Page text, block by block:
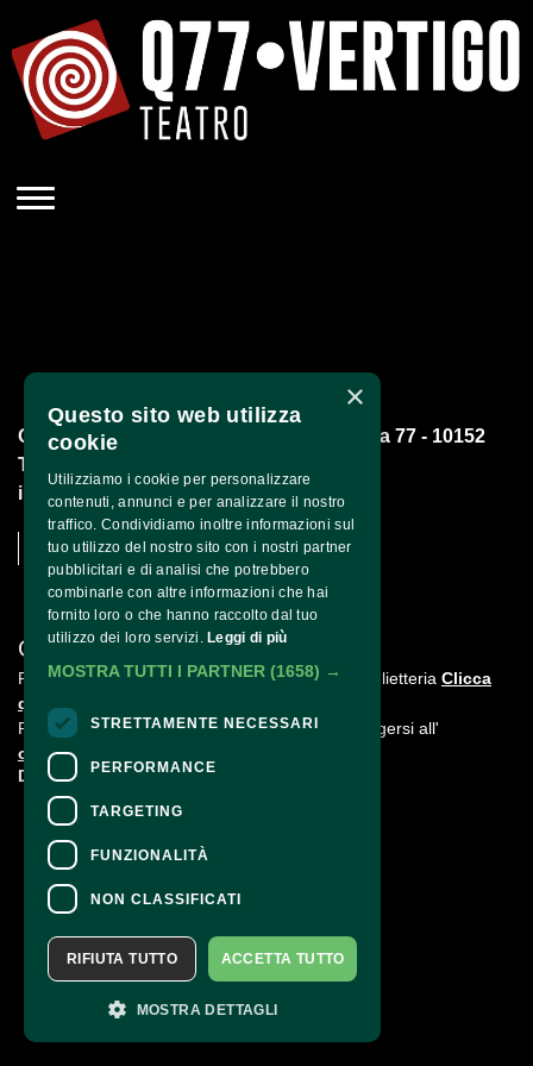
Q77 Impresa Sociale S.r.l. - Corso Brescia 77 - 10152
Torino -
info@qsettantasette.com
CONTATTI
Per informazioni e supporto all'acquisto della biglietteria Clicca
qui
Per informazioni sul programma e l'evento, rivolgersi all'
organizzatore
Dichiarazione di accessibilità
×
Questo sito web utilizza
cookie
Utilizziamo i cookie per personalizzare
contenuti, annunci e per analizzare il nostro
traffico. Condividiamo inoltre informazioni sul
tuo utilizzo del nostro sito con i nostri partner
pubblicitari e di analisi che potrebbero
combinarle con altre informazioni che hai
fornito loro o che hanno raccolto dal tuo
utilizzo dei loro servizi. Leggi di più
MOSTRA TUTTI I PARTNER (1658) →
STRETTAMENTE NECESSARI
PERFORMANCE
TARGETING
FUNZIONALITÀ
NON CLASSIFICATI
ACCETTA TUTTO
RIFIUTA TUTTO
MOSTRA DETTAGLI